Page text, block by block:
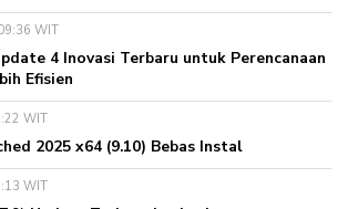
WIT
4 Inovasi Terbaru untuk Perencanaan
Efisien
WIT
2025 x64 (9.10) Bebas Instal
WIT